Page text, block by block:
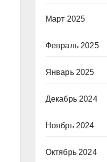
Март 2025
Февраль 2025
Январь 2025
Декабрь 2024
Ноябрь 2024
Октябрь 2024